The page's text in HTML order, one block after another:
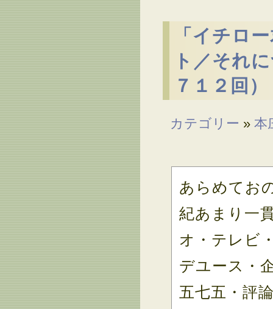
「イチロ
ト／それ
７１２回）
カテゴリー » 本
あらめてお
紀あまり一
オ・テレビ
デユース・
五七五・評